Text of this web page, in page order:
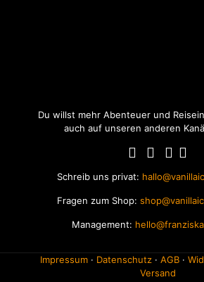
Du willst mehr Abenteuer und
auch auf unseren anderen
Schreib uns privat:
Fragen zum Shop:
Management:
Impressum · Datenschutz · AGB ·
Versand